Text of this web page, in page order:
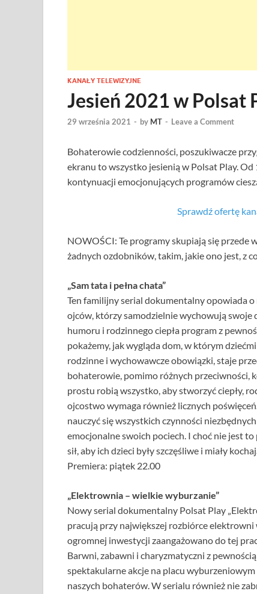
KANAŁY TELEWIZYJNE
Jesień 2021 w Polsat
29 września 2021 - by MT - Leave a Comment
Bohaterowie codzienności, poszukiwacze
ekranu to wszystko jesienią w Polsat Play.
kontynuacji emocjonujących programów
Sprawdź ofertę
NOWOŚCI: Te programy skupiają się przede
żadnych ozdobników, takim, jakie ono jest, z
„Sam tata i pełna chata”
Ten familijny serial dokumentalny opowiada
ojców, którzy samodzielnie wychowują swoje
humoru i rodzinnego ciepła program z
pokażemy, jak wygląda dom, w którym
rodzinne i wychowawcze obowiązki, staje
bohaterowie, pomimo różnych przeciwności,
prostu robią wszystko, aby stworzyć ciepły,
ojcostwo wymaga również licznych
nauczyć się wszystkich czynności
emocjonalne swoich pociech. I choć nie jest
sił, aby ich dzieci były szczęśliwe i miały
Premiera: piątek 22.00
„Elektrownia – wielkie wyburzanie”
Nowy serial dokumentalny Polsat Play
pracują przy największej rozbiórce
ogromnej inwestycji zaangażowano do tej
Barwni, zabawni i charyzmatyczni z
spektakularne akcje na placu
naszych bohaterów. W serialu również nie